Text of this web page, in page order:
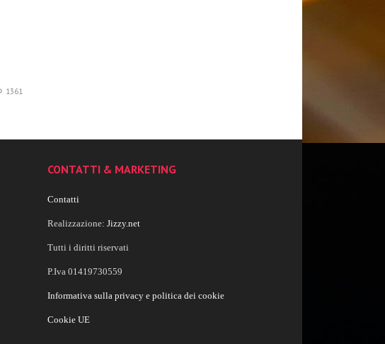
1361
CONTATTI & MARKETING
Contatti
Realizzazione: Jizzy.net
Tutti i diritti riservati
P.Iva 01419730559
Informativa sulla privacy e politica dei cookie
Cookie UE